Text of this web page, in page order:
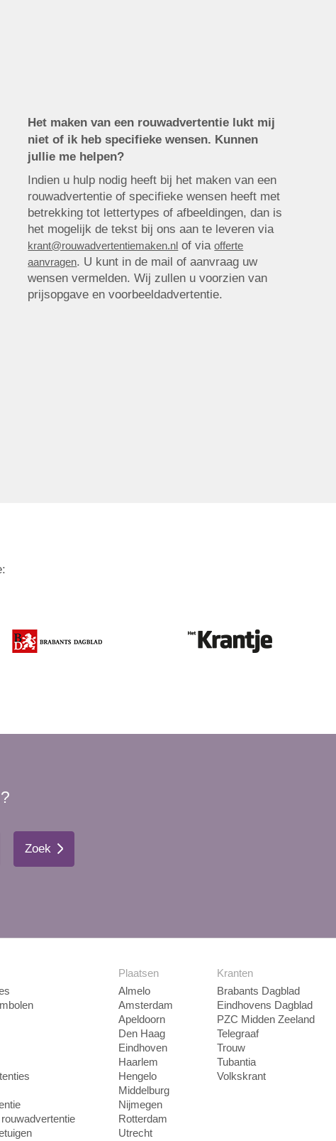
Het maken van een rouwadvertentie lukt mij
niet of ik heb specifieke wensen. Kunnen
jullie me helpen?
Indien u hulp nodig heeft bij het maken van een
rouwadvertentie of specifieke wensen heeft met
betrekking tot lettertypes of afbeeldingen, dan is
het mogelijk de tekst bij ons aan te leveren via
krant@rouwadvertentiemaken.nl of viaofferte
aanvragen. U kunt in de mail of aanvraag uw
wensen vermelden. Wij zullen u voorzien van
prijsopgave en voorbeeldadvertentie.
Zoek
Plaatsen
Almelo
Amsterdam
Apeldoorn
Den Haag
Eindhoven
Haarlem
Hengelo
Middelburg
Nijmegen
Rotterdam
Utrecht
Kranten
Brabants Dagblad
Eindhovens Dagblad
PZC Midden Zeeland
Telegraaf
Trouw
Tubantia
Volkskrant